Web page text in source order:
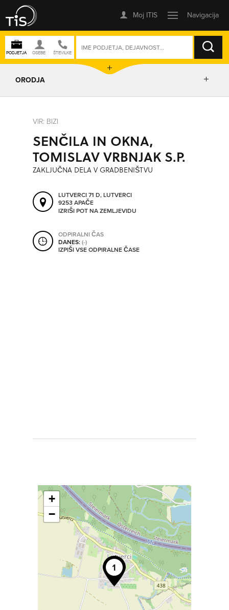
ISKANJE
ORODJA
IZRIŠI POT
POŠLJI SMS
ORODJA
SHRANI V MOJ ITIS
VIR: BIZI
SENČILA IN OKNA,
TOMISLAV VRBNJAK S.P.
ZAKLJUČNA DELA V GRADBENIŠTVU
LUTVERCI 71 D, LUTVERCI
9253 APAČE
IZRIŠI POT NA ZEMLJEVIDU
ODPIRALNI ČAS
DANES:(-)
IZPIŠI VSE ODPIRALNE ČASE
+
−